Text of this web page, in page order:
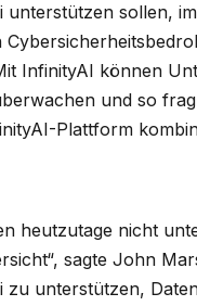
unterstützen sollen,
InfinityAI können
und so
Plattform
heutzutage nicht
sagte John
zu unterstützen,